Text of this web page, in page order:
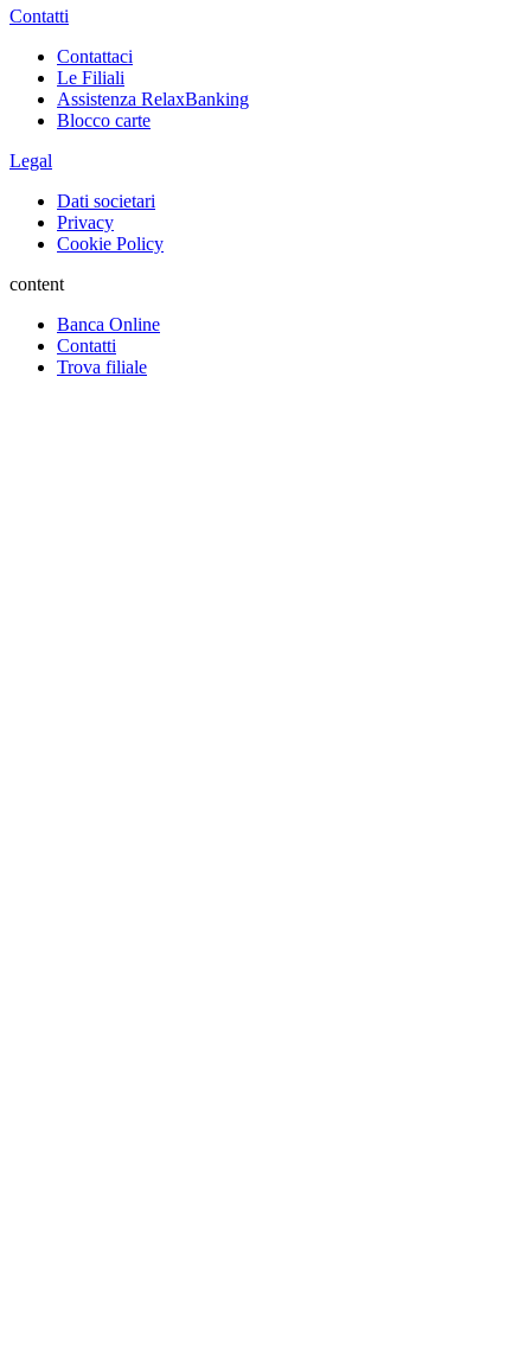
Contatti
Contattaci
Le Filiali
Assistenza RelaxBanking
Blocco carte
Legal
Dati societari
Privacy
Cookie Policy
content
Banca Online
Contatti
Trova filiale